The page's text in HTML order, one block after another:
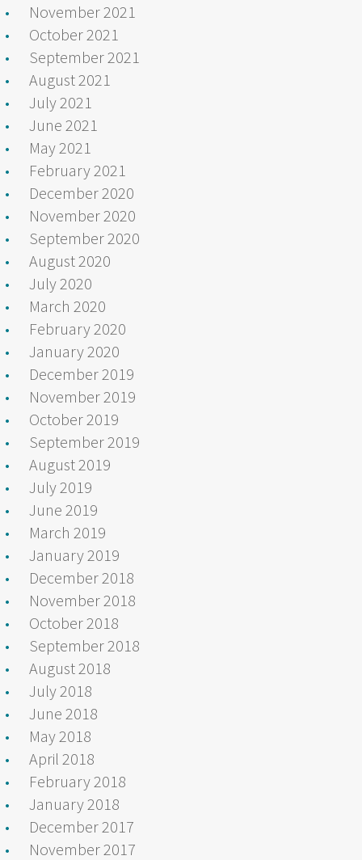
November 2021
October 2021
September 2021
August 2021
July 2021
June 2021
May 2021
February 2021
December 2020
November 2020
September 2020
August 2020
July 2020
March 2020
February 2020
January 2020
December 2019
November 2019
October 2019
September 2019
August 2019
July 2019
June 2019
March 2019
January 2019
December 2018
November 2018
October 2018
September 2018
August 2018
July 2018
June 2018
May 2018
April 2018
February 2018
January 2018
December 2017
November 2017